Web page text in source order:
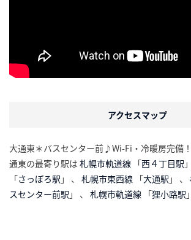
アクセスマップ
大通東＊バスセンター前♪Wi-Fi・冷暖房完備
通東の最寄り駅は 札幌市軌道線 「西４丁目駅
「さっぽろ駅 」 、 札幌市東西線 「大通駅 」 、
スセンター前駅 」 、 札幌市軌道線 「狸小路駅